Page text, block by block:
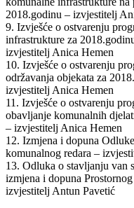
2018.godinu – izvjestitelj
9. Izvješće o ostvarenju
infrastrukture za
izvjestitelj Anica Hemen
10. Izvješće o ostvarenju
održavanja objekata za
izvjestitelj Anica Hemen
11. Izvješće o ostvarenju
obavljanje komunalnih
– izvjestitelj Anica Hemen
12. Izmjena i dopuna
komunalnog redara –
13. Odluka o stavljanju van
izmjena i dopuna
izvjestitelj Antun Pavetić